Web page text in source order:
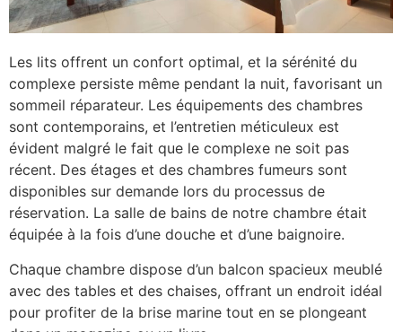
Les lits offrent un confort optimal, et la sérénité du
complexe persiste même pendant la nuit, favorisant un
sommeil réparateur. Les équipements des chambres
sont contemporains, et l’entretien méticuleux est
évident malgré le fait que le complexe ne soit pas
récent. Des étages et des chambres fumeurs sont
disponibles sur demande lors du processus de
réservation. La salle de bains de notre chambre était
équipée à la fois d’une douche et d’une baignoire.
Chaque chambre dispose d’un balcon spacieux meublé
avec des tables et des chaises, offrant un endroit idéal
pour profiter de la brise marine tout en se plongeant